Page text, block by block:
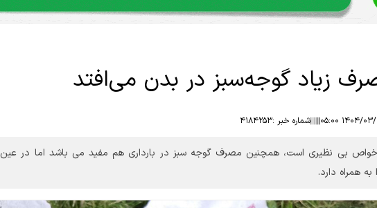
زیاد گوجه‌سبز در بدن می‌افتد
۰۳/۱۰ ۰۵:۰۰ شماره خبر :۴۱۸۴۲۵۳
بی نظیری است، همچنین مصرف گوجه سبز در بارداری هم مفید می باشد اما در عین
همراه دارد.